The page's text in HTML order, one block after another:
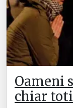
Oameni
chiar